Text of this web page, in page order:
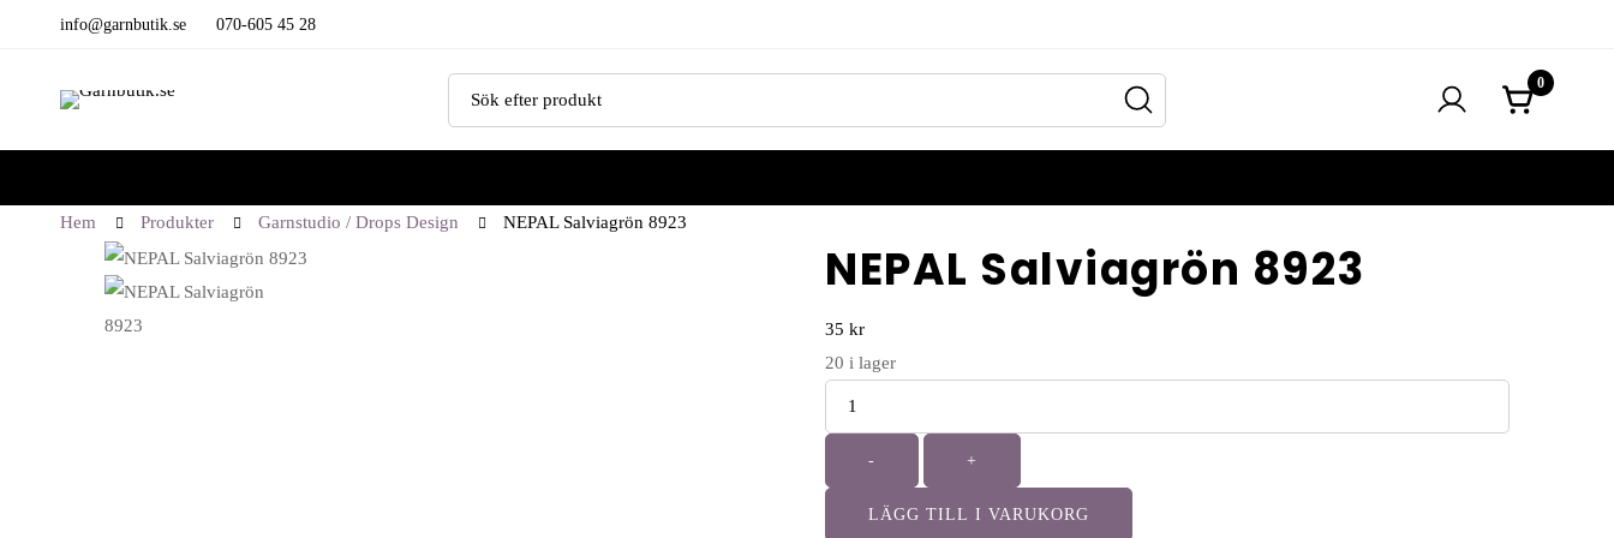
info@garnbutik.se 070-605 45 28
efter:
0
Hem Produkter Garnstudio / Drops Design NEPAL Salviagrön 8923
NEPAL Salviagrön 8923
35 kr
20 i lager
- +
LÄGG TILL I VARUKORG